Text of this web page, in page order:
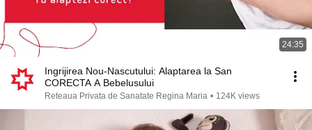
24:35
Ingrijirea Nou-Nascutului: Alaptarea la San
CORECTA A Bebelusului
Reteaua Privata de Sanatate Regina Maria • 124K views